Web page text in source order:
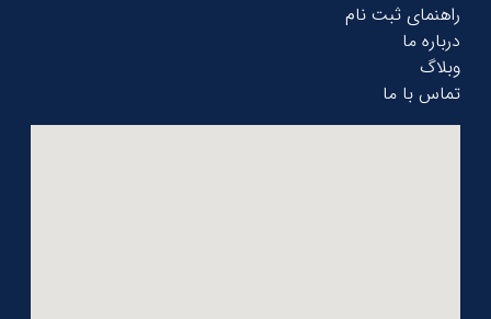
راهنمای ثبت نام
درباره ما
وبلاگ
تماس با ما